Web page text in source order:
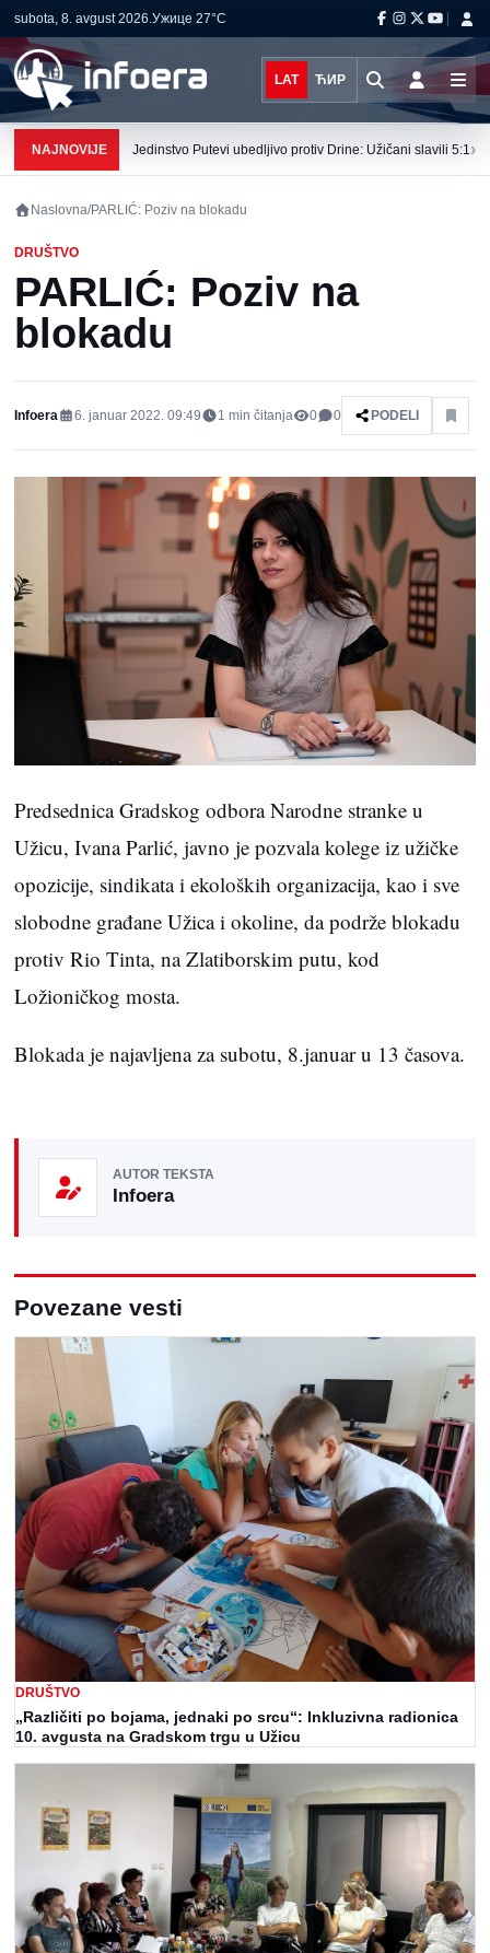
subota, 8. avgust 2026.Ужице 27°C
LAT ЋИР
NAJNOVIJE Jedinstvo Putevi ubedljivo protiv Drine: Užičani slavili 5:1›
Naslovna/PARLIĆ: Poziv na blokadu
DRUŠTVO
PARLIĆ: Poziv na
blokadu
Infoera 6. januar 2022. 09:49 1 min čitanja 0 0 PODELI
Predsednica Gradskog odbora Narodne stranke u
Užicu, Ivana Parlić, javno je pozvala kolege iz užičke
opozicije, sindikata i ekoloških organizacija, kao i sve
slobodne građane Užica i okoline, da podrže blokadu
protiv Rio Tinta, na Zlatiborskim putu, kod
Ložioničkog mosta.
Blokada je najavljena za subotu, 8.januar u 13 časova.
AUTOR TEKSTA
Infoera
Povezane vesti
DRUŠTVO
„Različiti po bojama, jednaki po srcu“: Inkluzivna radionica
10. avgusta na Gradskom trgu u Užicu